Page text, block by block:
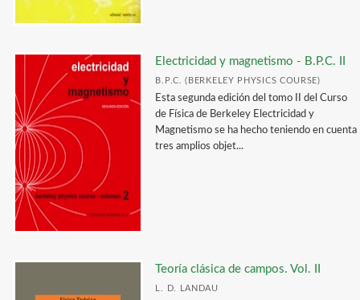
Electricidad y magnetismo - B.P.C. II
B.P.C. (BERKELEY PHYSICS COURSE)
Esta segunda edición del tomo II del Curso
de Física de Berkeley Electricidad y
Magnetismo se ha hecho teniendo en cuenta
tres amplios objet...
Teoría clásica de campos. Vol. II
L. D. LANDAU